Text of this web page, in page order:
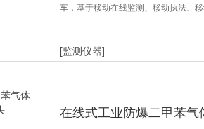
车，基于移动在线监测、移动执法、
[监测仪器]
在线式工业防爆二甲苯